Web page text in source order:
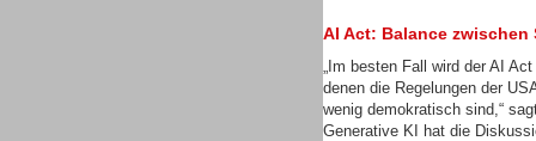
AI Act: Balance
„Im besten Fall wird der AI
denen die Regelungen der
wenig demokratisch sind,“
Generative KI hat die